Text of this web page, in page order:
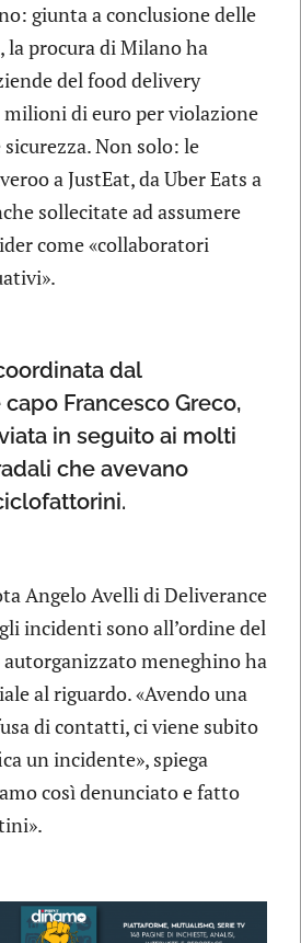
giunta a conclusione delle
procura di Milano ha
del food delivery
milioni di euro per violazione
Non solo: le
a JustEat, da Uber Eats a
sollecitate ad assumere
come «collaboratori
dal
Francesco Greco,
in seguito ai molti
che avevano
Angelo Avelli di Deliverance
incidenti sono all’ordine del
meneghino ha
al riguardo. «Avendo una
di contatti, ci viene subito
un incidente», spiega
così denunciato e fatto